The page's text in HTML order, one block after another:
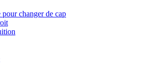
changer de cap